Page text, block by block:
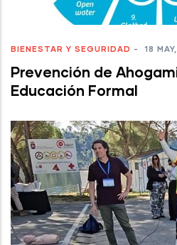
BIENESTAR Y SEGURIDAD - 18
Prevención de
Educación Formal